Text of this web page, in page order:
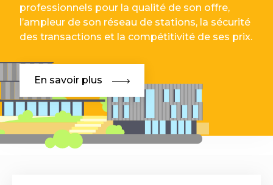
professionnels pour la qualité de son offre,
l’ampleur de son réseau de stations, la sécurité
des transactions et la compétitivité de ses prix.
En savoir plus